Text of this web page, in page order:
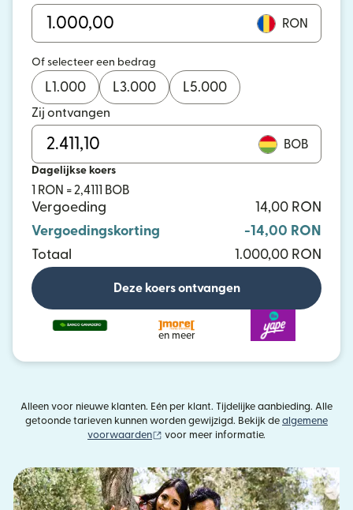
RON
Of selecteer een bedrag
L1.000 L3.000 L5.000
Zij ontvangen
BOB
Dagelijkse koers
1 RON = 2,4111 BOB
Vergoeding
14,00 RON
Vergoedingskorting
-14,00 RON
Totaal
1.000,00 RON
Deze koers ontvangen
en meer
Alleen voor nieuwe klanten. Eén per klant. Tijdelijke aanbieding. Alle
getoonde tarieven kunnen worden gewijzigd. Bekijk de algemene
voorwaarden
(wordt geopend in een nieuw venster)
voor meer informatie.